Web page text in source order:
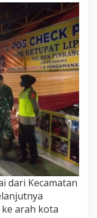
dari Kecamatan
arah kota